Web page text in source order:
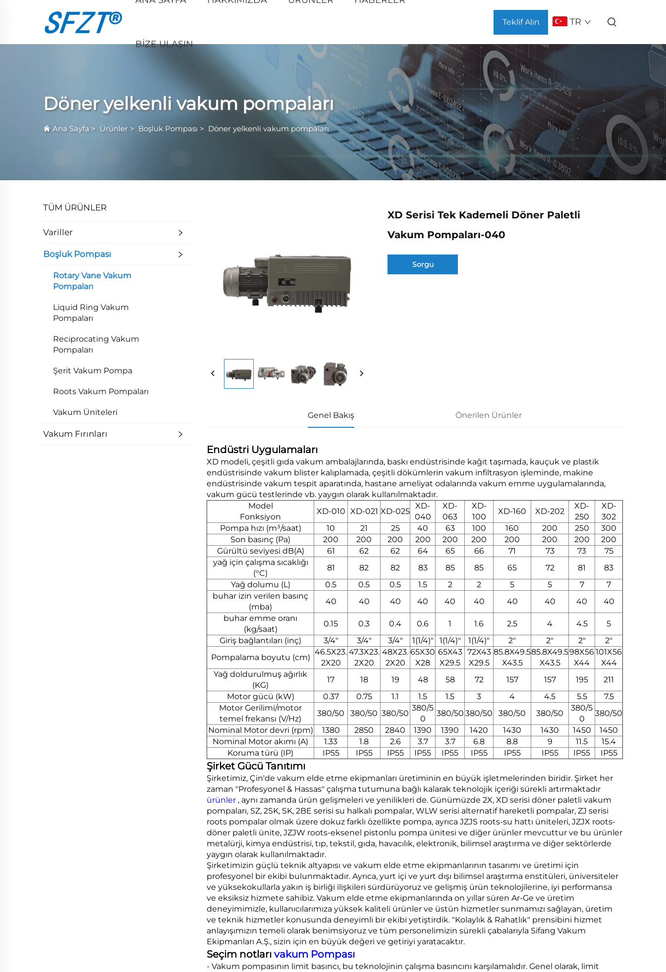
BIZE ULAŞIN
Teklif Alın TR
Döner yelkenli vakum pompaları
Ana Sayfa > Ürünler > Boşluk Pompası > Döner yelkenli vakum pompaları
TÜM ÜRÜNLER
Variller
Boşluk Pompası
Rotary Vane Vakum
Pompaları
Liquid Ring Vakum
Pompaları
Reciprocating Vakum
Pompaları
Şerit Vakum Pompa
Roots Vakum Pompaları
Vakum Üniteleri
Vakum Fırınları
XD Serisi Tek Kademeli Döner Paletli
Vakum Pompaları-040
Sorgu
Genel Bakış Önerilen Ürünler
Endüstri Uygulamaları
XD modeli, çeşitli gıda vakum ambalajlarında, baskı endüstrisinde kağıt taşımada, kauçuk ve plastik
endüstrisinde vakum blister kalıplamada, çeşitli dökümlerin vakum infiltrasyon işleminde, makine
endüstrisinde vakum tespit aparatında, hastane ameliyat odalarında vakum emme uygulamalarında,
vakum gücü testlerinde vb. yaygın olarak kullanılmaktadır.
Model
Fonksiyon
XD-010 XD-021 XD-025
XD-
040
XD-
063
XD-
100
XD-160 XD-202
XD-
250
XD-
302
Pompa hızı (m³/saat)
10 21 25 40 63 100 160 200 250
300
Son basınç (Pa)
200 200 200 200 200 200 200 200 200
200
Gürültü seviyesi dB(A)
61 62 62 64 65 66 71 73 73
75
yağ için çalışma sıcaklığı
(°C)
81 82 82 83 85 85 65 72 81
83
Yağ dolumu (L)
0.5 0.5 0.5 1.5 2 2 5 5 7
7
buhar izin verilen basınç
(mba)
40 40 40 40 40 40 40 40 40
40
buhar emme oranı
(kg/saat)
0.15 0.3 0.4 0.6 1 1.6 2.5 4 4.5
5
Giriş bağlantıları (inç)
3/4" 3/4" 3/4" 1(1/4)" 1(1/4)" 1(1/4)" 2" 2" 2"
2"
Pompalama boyutu (cm)
46.5X23.
2X20
47.3X23.
2X20
48X23.
2X20
65X30
X28
65X43
X29.5
72X43
X29.5
85.8X49.5
X43.5
85.8X49.5
X43.5
98X56
X44
101X56
X44
Yağ doldurulmuş ağırlık
(KG)
17 18 19 48 58 72 157 157 195
211
Motor gücü (kW)
0.37 0.75 1.1 1.5 1.5 3 4 4.5 5.5
7.5
Motor Gerilimi/motor
temel frekansı (V/Hz)
380/50 380/50 380/50
380/5
0
380/50 380/50 380/50 380/50
380/5
0
380/50
Nominal Motor devri (rpm)
1380 2850 2840 1390 1390 1420 1430 1430 1450
1450
Nominal Motor akımı (A)
1.33 1.8 2.6 3.7 3.7 6.8 8.8 9 11.5
15.4
Koruma türü (IP)
IP55 IP55 IP55 IP55 IP55 IP55 IP55 IP55 IP55 IP55
Şirket Gücü Tanıtımı
Şirketimiz, Çin'de vakum elde etme ekipmanları üretiminin en büyük işletmelerinden biridir. Şirket her
zaman "Profesyonel & Hassas" çalışma tutumuna bağlı kalarak teknolojik içeriği sürekli artırmaktadır
ürünler , aynı zamanda ürün gelişmeleri ve yenilikleri de. Günümüzde 2X, XD serisi döner paletli vakum
pompaları, SZ, 2SK, SK, 2BE serisi su halkalı pompalar, WLW serisi alternatif hareketli pompalar, ZJ serisi
roots pompalar olmak üzere dokuz farklı özellikte pompa, ayrıca JZJS roots-su hattı üniteleri, JZJX roots-
döner paletli ünite, JZJW roots-eksenel pistonlu pompa ünitesi ve diğer ürünler mevcuttur ve bu ürünler
metalürji, kimya endüstrisi, tıp, tekstil, gıda, havacılık, elektronik, bilimsel araştırma ve diğer sektörlerde
yaygın olarak kullanılmaktadır.
Şirketimizin güçlü teknik altyapısı ve vakum elde etme ekipmanlarının tasarımı ve üretimi için
profesyonel bir ekibi bulunmaktadır. Ayrıca, yurt içi ve yurt dışı bilimsel araştırma enstitüleri, üniversiteler
ve yüksekokullarla yakın iş birliği ilişkileri sürdürüyoruz ve gelişmiş ürün teknolojilerine, iyi performansa
ve eksiksiz hizmete sahibiz. Vakum elde etme ekipmanlarında on yıllar süren Ar-Ge ve üretim
deneyimimizle, kullanıcılarımıza yüksek kaliteli ürünler ve üstün hizmetler sunmamızı sağlayan, üretim
ve teknik hizmetler konusunda deneyimli bir ekibi yetiştirdik. "Kolaylık & Rahatlık" prensibini hizmet
anlayışımızın temeli olarak benimsiyoruz ve tüm personelimizin sürekli çabalarıyla Sifang Vakum
Ekipmanları A.Ş., sizin için en büyük değeri ve getiriyi yaratacaktır.
Seçim notları vakum Pompası
- Vakum pompasının limit basıncı, bu teknolojinin çalışma basıncını karşılamalıdır. Genel olarak, limit